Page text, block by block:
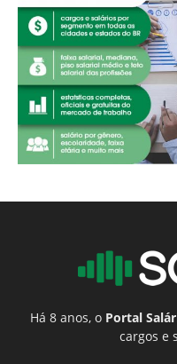
Há 8 anos, o Portal
cargos e